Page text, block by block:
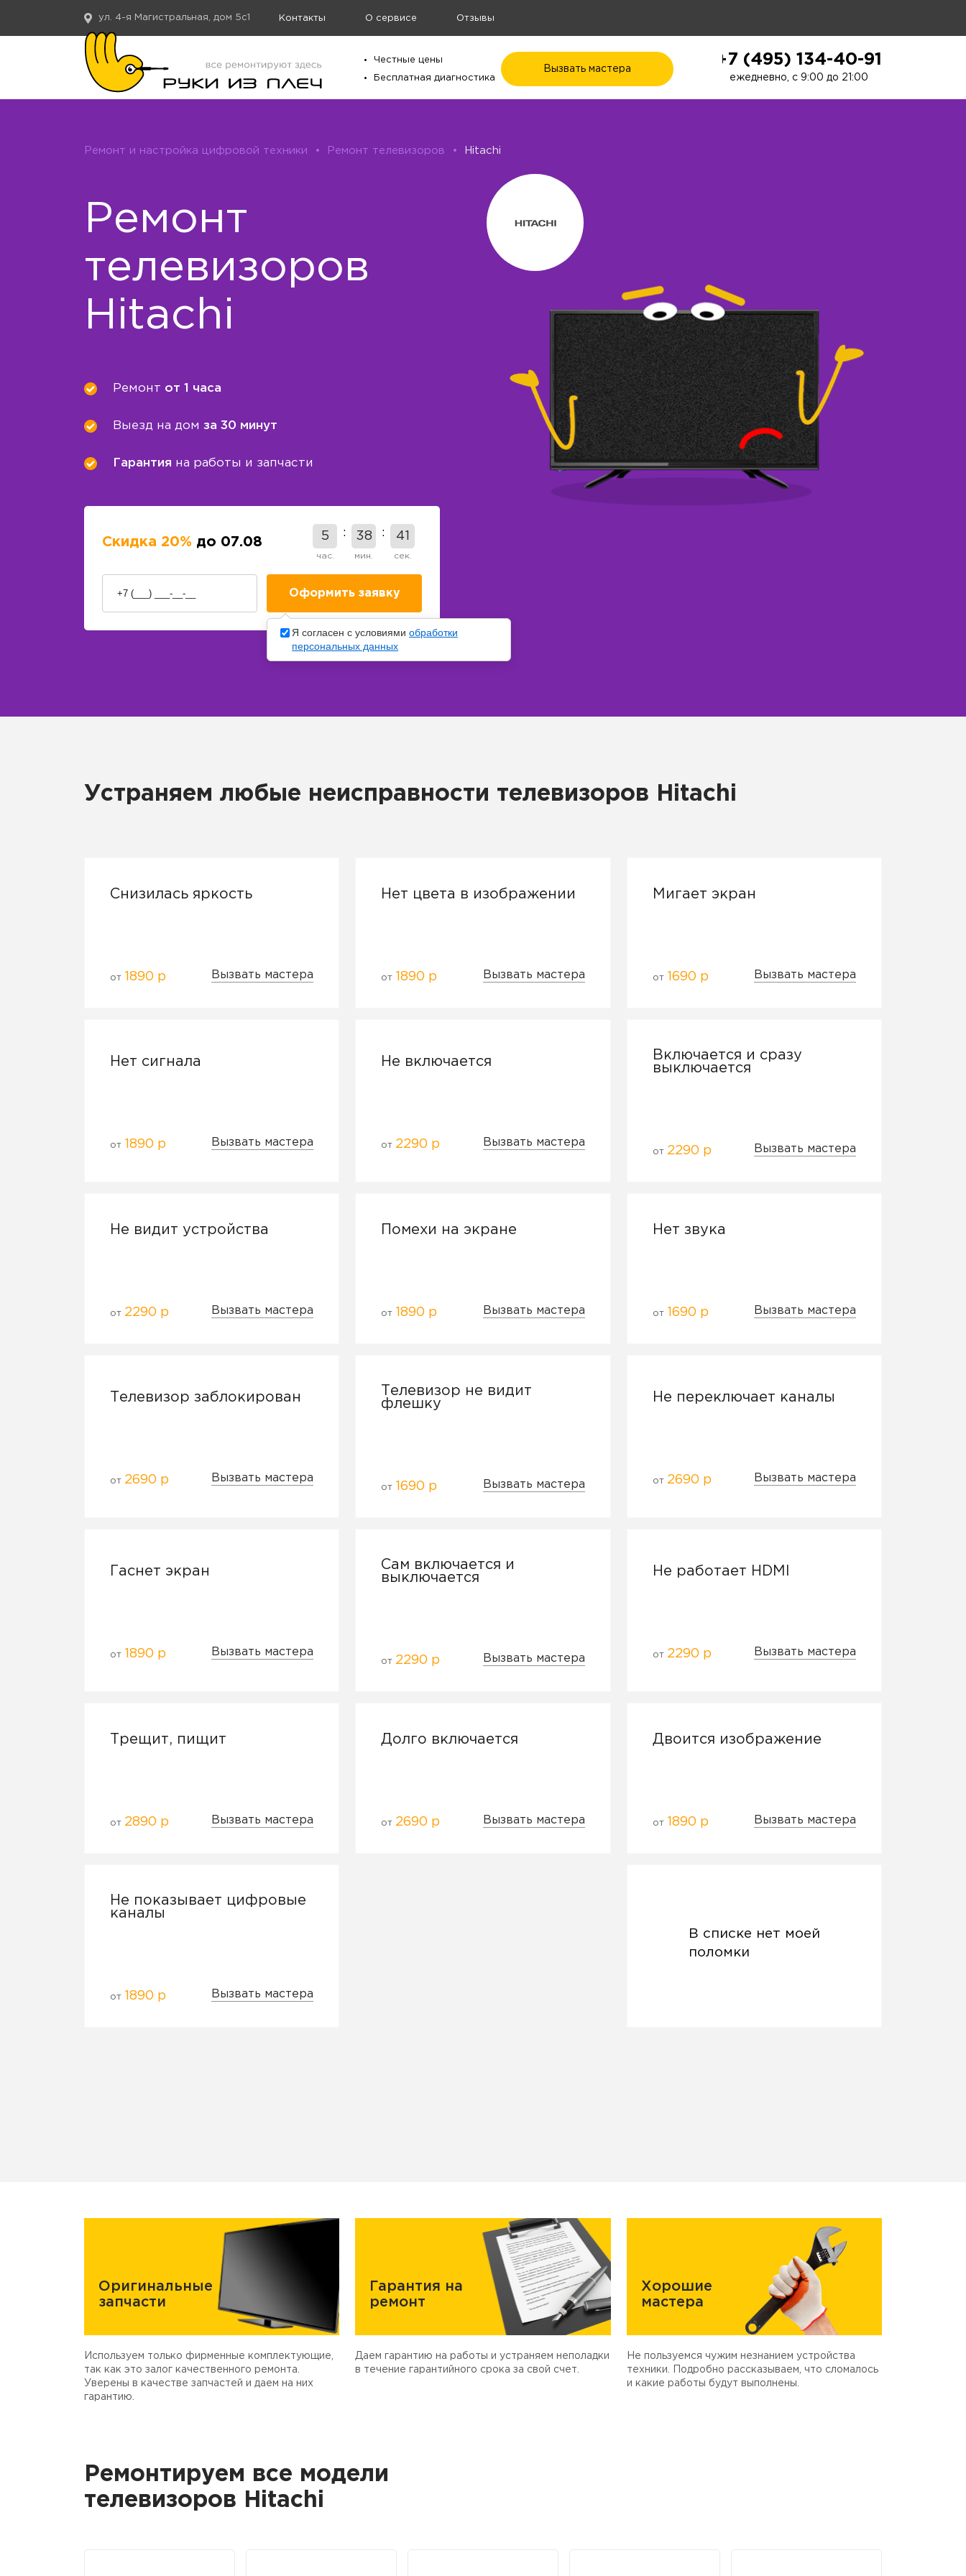
ул. 4-я Магистральная, дом 5с1 Контакты О сервисе Отзывы
Честные цены
Бесплатная диагностика
Вызвать мастера
+7 (495) 134-40-91
ежедневно, с 9:00 до 21:00
Ремонт и настройка цифровой техники • Ремонт телевизоров • Hitachi
Ремонт
телевизоров
Hitachi
Ремонт от 1 часа
Выезд на дом за 30 минут
Гарантия на работы и запчасти
Скидка 20% до 07.08 5
час.
38
мин.
40
сек.
Устраняем любые неисправности телевизоров Hitachi
Снизилась яркость
от 1890 р Вызвать мастера
Нет цвета в изображении
от 1890 р Вызвать мастера
Мигает экран
от 1690 р Вызвать мастера
Нет сигнала
от 1890 р Вызвать мастера
Не включается
от 2290 р Вызвать мастера
Включается и сразу
выключается
от 2290 р Вызвать мастера
Не видит устройства
от 2290 р Вызвать мастера
Помехи на экране
от 1890 р Вызвать мастера
Нет звука
от 1690 р Вызвать мастера
Телевизор заблокирован
от 2690 р Вызвать мастера
Телевизор не видит
флешку
от 1690 р Вызвать мастера
Не переключает каналы
от 2690 р Вызвать мастера
Гаснет экран
от 1890 р Вызвать мастера
Сам включается и
выключается
от 2290 р Вызвать мастера
Не работает HDMI
от 2290 р Вызвать мастера
Трещит, пищит
от 2890 р Вызвать мастера
Долго включается
от 2690 р Вызвать мастера
Двоится изображение
от 1890 р Вызвать мастера
Не показывает цифровые
каналы
от 1890 р Вызвать мастера
В списке нет моей
поломки
Оригинальные
запчасти
Используем только фирменные комплектующие,
так как это залог качественного ремонта.
Уверены в качестве запчастей и даем на них
гарантию.
Гарантия на
ремонт
Даем гарантию на работы и устраняем неполадки
в течение гарантийного срока за свой счет.
Хорошие
мастера
Не пользуемся чужим незнанием устройства
техники. Подробно рассказываем, что сломалось
и какие работы будут выполнены.
Ремонтируем все модели
телевизоров Hitachi
Я согласен с условиямиобработки
персональных данных